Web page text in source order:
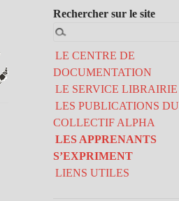
LE CENTRE DE
DOCUMENTATION
LE SERVICE LIBRAIRIE
LES PUBLICATIONS DU
COLLECTIF ALPHA
LES APPRENANTS
S’EXPRIMENT
LIENS UTILES
Rechercher sur le site